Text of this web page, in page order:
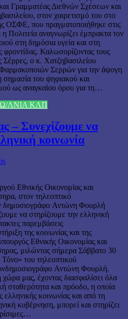
Γραμματέας Διεθνών Σχέσεων και
στον χαιρετισμό του στο
ΟΣΦΕ, που πραγματοποιήθηκε στις
Πολιτεία αναγνωρίζει έμπρακτα τον
στη δημόσια υγεία και στη
φροντίδας. Καλωσορίζοντας τους
Σέρρες, ο κ. Χατζηβασιλείου
Σερρών για την άψογη
του ψηφιακού και
ως αναγκαίου όρου για τη…
ΛΝΙΑ ΚΛΠ
– Συνεχίζουμε να
κοινωνία
Εθνικής Οικονομίας και
στον τηλεοπτικό
δημοσιογράφο Αντώνη Φουρλή
να στηρίζουμε την ελληνική
παρεμβάσεις
της κοινωνίας και της
Εθνικής Οικονομίας και
μιλώντας σήμερα Σάββατο 30
του τηλεοπτικού
Αντώνη Φουρλή.
μας, έχοντας διασφαλίσει όλα
σταθερότητα και πρόοδο, η οποία
κοινωνίας και από τη
κυβέρνηση, μπορεί και στηρίζει